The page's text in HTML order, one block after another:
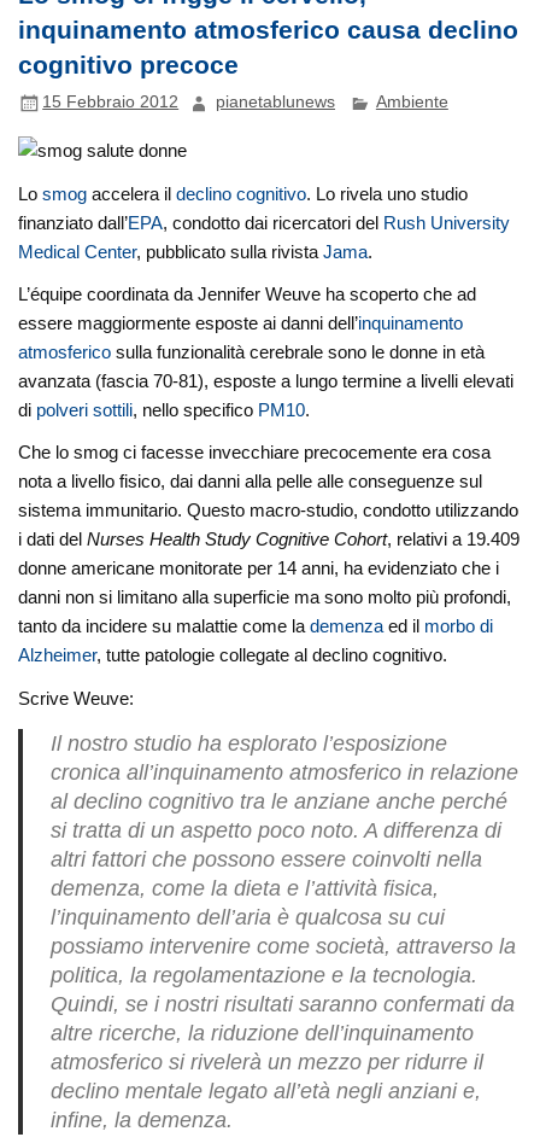
inquinamento atmosferico causa declino
cognitivo precoce
15 Febbraio 2012 pianetablunews Ambiente
Losmog accelera ildeclino cognitivo. Lo rivela uno studio
finanziato dall’EPA, condotto dai ricercatori del Rush University
Medical Center, pubblicato sulla rivistaJama.
L’équipe coordinata da Jennifer Weuve ha scoperto che ad
essere maggiormente esposte ai danni dell’inquinamento
atmosferico sulla funzionalità cerebrale sono le donne in età
avanzata (fascia 70-81), esposte a lungo termine a livelli elevati
di polveri sottili, nello specifico PM10.
Che lo smog ci facesse invecchiare precocemente era cosa
nota a livello fisico, dai danni alla pelle alle conseguenze sul
sistema immunitario. Questo macro-studio, condotto utilizzando
i dati delNurses Health Study Cognitive Cohort, relativi a 19.409
donne americane monitorate per 14 anni, ha evidenziato che i
danni non si limitano alla superficie ma sono molto più profondi,
tanto da incidere su malattie come lademenza ed il morbo di
Alzheimer, tutte patologie collegate al declino cognitivo.
Scrive Weuve:
Il nostro studio ha esplorato l’esposizione
cronica all’inquinamento atmosferico in relazione
al declino cognitivo tra le anziane anche perché
si tratta di un aspetto poco noto. A differenza di
altri fattori che possono essere coinvolti nella
demenza, come la dieta e l’attività fisica,
l’inquinamento dell’aria è qualcosa su cui
possiamo intervenire come società, attraverso la
politica, la regolamentazione e la tecnologia.
Quindi, se i nostri risultati saranno confermati da
altre ricerche, la riduzione dell’inquinamento
atmosferico si rivelerà un mezzo per ridurre il
declino mentale legato all’età negli anziani e,
infine, la demenza.